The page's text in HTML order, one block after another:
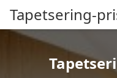
Tapetsering-